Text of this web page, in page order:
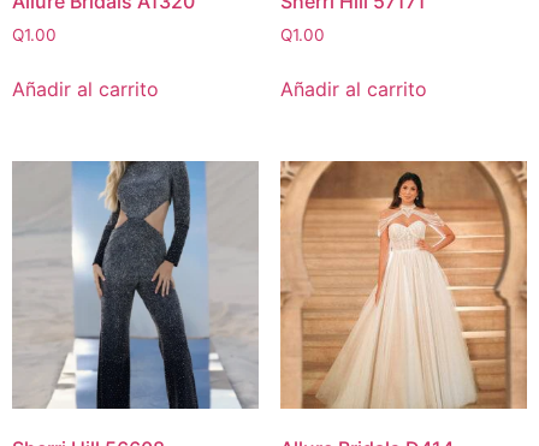
Q1.00
Añadir al carrito
Q1.00
Añadir al carrito